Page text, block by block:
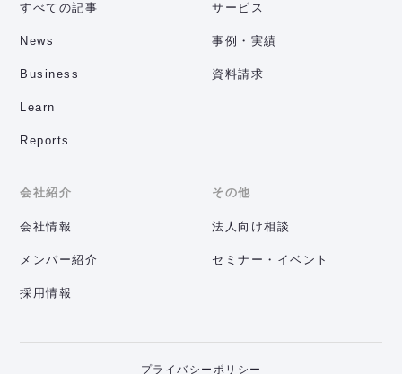
すべての記事
News
Business
Learn
Reports
サービス
事例・実績
資料請求
会社紹介
会社情報
メンバー紹介
採用情報
その他
法人向け相談
セミナー・イベント
プライバシーポリシー